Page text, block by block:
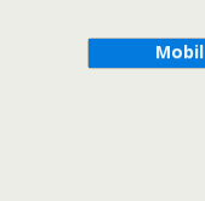
Mobil